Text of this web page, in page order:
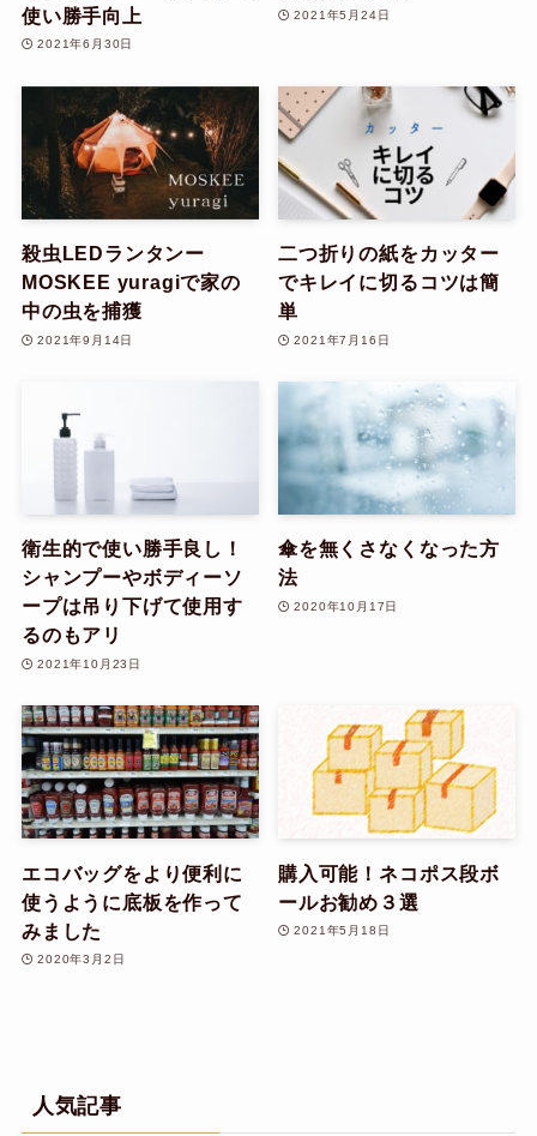
使い勝手向上
2021年6月30日
2021年5月24日
殺虫LEDランタンー
MOSKEE yuragiで家の
中の虫を捕獲
2021年9月14日
二つ折りの紙をカッター
でキレイに切るコツは簡
単
2021年7月16日
衛生的で使い勝手良し！
シャンプーやボディーソ
ープは吊り下げて使用す
るのもアリ
2021年10月23日
傘を無くさなくなった方
法
2020年10月17日
エコバッグをより便利に
使うように底板を作って
みました
2020年3月2日
購入可能！ネコポス段ボ
ールお勧め３選
2021年5月18日
人気記事